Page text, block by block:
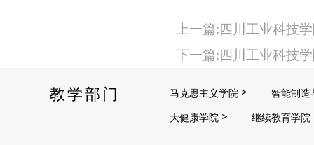
上一篇:四川工业科技
下一篇:四川工业科技
教学部门 马克思主义学院
智能制造
大健康学院
继续教育学院